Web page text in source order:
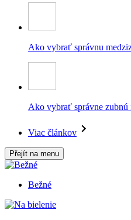
Ako vybrať správnu
Ako vybrať správne
Viac článkov
Přejít na menu
Bežné